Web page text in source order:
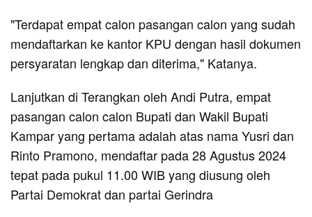
"Terdapat empat calon pasangan calon yang sudah
mendaftarkan ke kantor KPU dengan hasil dokumen
persyaratan lengkap dan diterima," Katanya.
Lanjutkan di Terangkan oleh Andi Putra, empat
pasangan calon calon Bupati dan Wakil Bupati
Kampar yang pertama adalah atas nama Yusri dan
Rinto Pramono, mendaftar pada 28 Agustus 2024
tepat pada pukul 11.00 WIB yang diusung oleh
Partai Demokrat dan partai Gerindra